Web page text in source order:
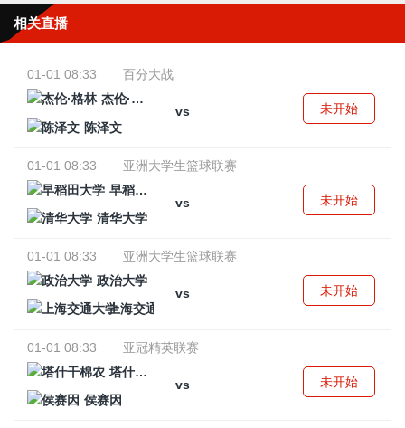
相关直播
01-01 08:33
百分大战
杰伦·格林
vs
陈泽文
未开始
01-01 08:33
亚洲大学生篮球联赛
早稻田大学
vs
清华大学
未开始
01-01 08:33
亚洲大学生篮球联赛
政治大学
vs
上海交通大学
未开始
01-01 08:33
亚冠精英联赛
塔什干棉农
vs
侯赛因
未开始